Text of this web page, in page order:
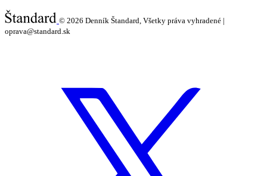
© 2026 Denník Štandard, Všetky práva vyhradené |
oprava@standard.sk